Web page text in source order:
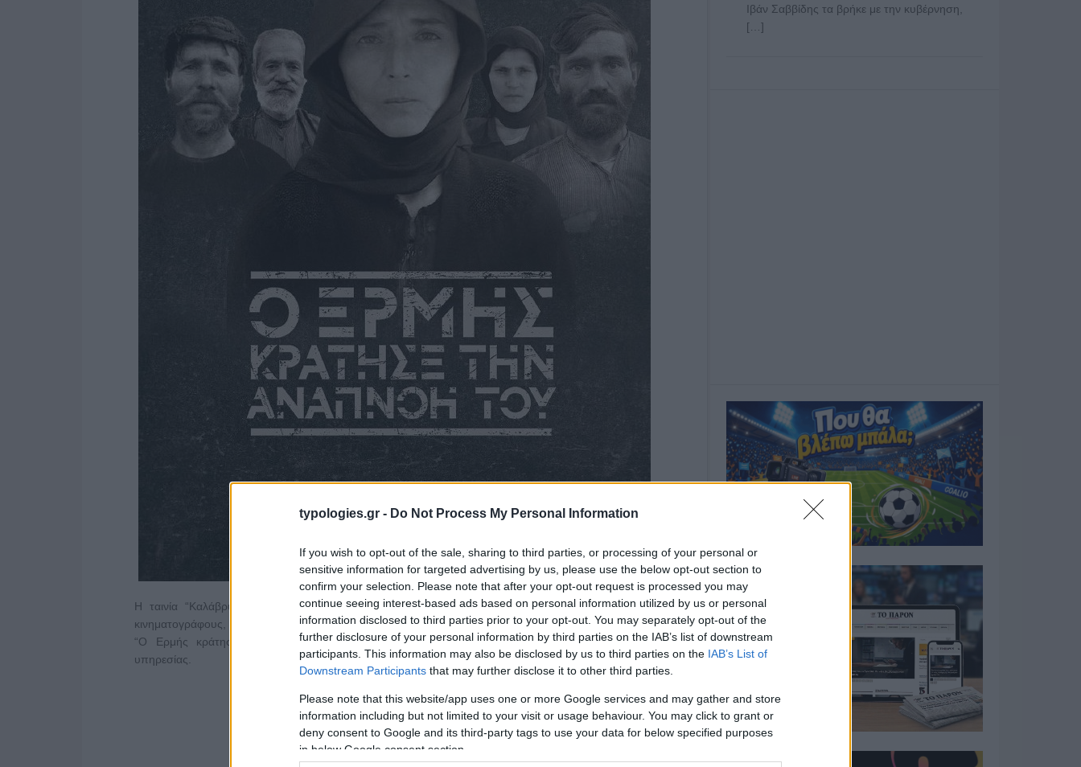
typologies.gr - Do Not Process My Personal Information
If you wish to opt-out of the sale, sharing to third parties, or processing of your personal or
sensitive information for targeted advertising by us, please use the below opt-out section to
confirm your selection. Please note that after your opt-out request is processed you may
continue seeing interest-based ads based on personal information utilized by us or personal
information disclosed to third parties prior to your opt-out. You may separately opt-out of the
further disclosure of your personal information by third parties on the IAB’s list of downstream
participants. This information may also be disclosed by us to third parties on the IAB’s List of
Downstream Participants that may further disclose it to other third parties.
Please note that this website/app uses one or more Google services and may gather and store
information including but not limited to your visit or usage behaviour. You may click to grant or
deny consent to Google and its third-party tags to use your data for below specified purposes
in below Google consent section.
Η ταινία “Καλάβρυτα 1943” είναι συμπαραγωγής της Cosmote TV και θα την δούμε στους
κινηματογράφους, ενώ για τη Μάχη της Κρήτης παρουσιάζεται στο Φεστιβάλ Θεσσαλονίκης, η ταινία
“Ο Ερμής κράτησε την αναπνοή του”, βασισμένη στη σειρά ντοκιμαντέρ της συνδρομητικής
υπηρεσίας.
Ιβάν Σαββίδης τα βρήκε με την κυβέρνηση,
[…]